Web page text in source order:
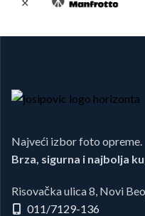
Najveći izbor foto opreme.
Brza, sigurna i najbolja
Risovačka ulica 8, Novi
011/7129-136